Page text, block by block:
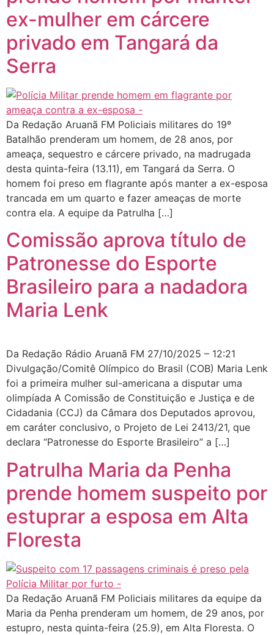
ex-mulher em cárcere
privado em Tangará da
Serra
Da Redação Aruanã FM Policiais militares do 19º
Batalhão prenderam um homem, de 28 anos, por
ameaça, sequestro e cárcere privado, na madrugada
desta quinta-feira (13.11), em Tangará da Serra. O
homem foi preso em flagrante após manter a ex-esposa
trancada em um quarto e fazer ameaças de morte
contra ela. A equipe da Patrulha […]
Comissão aprova título de
Patronesse do Esporte
Brasileiro para a nadadora
Maria Lenk
Da Redação Rádio Aruanã FM 27/10/2025 – 12:21
Divulgação/Comitê Olímpico do Brasil (COB) Maria Lenk
foi a primeira mulher sul-americana a disputar uma
olimpíada A Comissão de Constituição e Justiça e de
Cidadania (CCJ) da Câmara dos Deputados aprovou,
em caráter conclusivo, o Projeto de Lei 2413/21, que
declara “Patronesse do Esporte Brasileiro” a […]
Patrulha Maria da Penha
prende homem suspeito por
estuprar a esposa em Alta
Floresta
Da Redação Aruanã FM Policiais militares da equipe da
Maria da Penha prenderam um homem, de 29 anos, por
estupro, nesta quinta-feira (25.9), em Alta Floresta. O